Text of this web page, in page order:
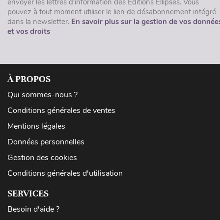
envoyer les lettres d'information des Éditions Ellipses. Vous
pouvez à tout moment utiliser le lien de désabonnement intégré
dans la newsletter. En savoir plus sur la gestion de vos
et vos droits
À PROPOS
Qui sommes-nous ?
Conditions générales de ventes
Mentions légales
Données personnelles
Gestion des cookies
Conditions générales d'utilisation
SERVICES
Besoin d'aide ?